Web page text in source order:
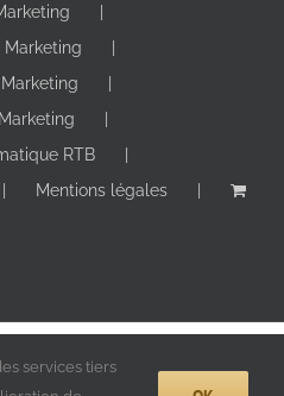
RTB
Mentions légales
| Tous droits réservés |
services tiers